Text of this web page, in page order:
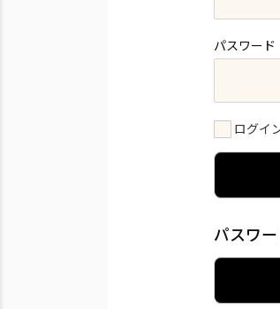
パスワード
ログイ
パスワ